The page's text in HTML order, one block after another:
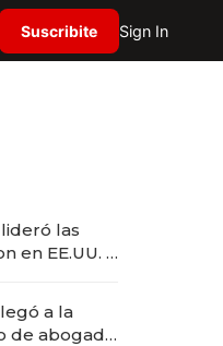
Suscribite Sign In
las
en EE.UU. y
a la
de abogado